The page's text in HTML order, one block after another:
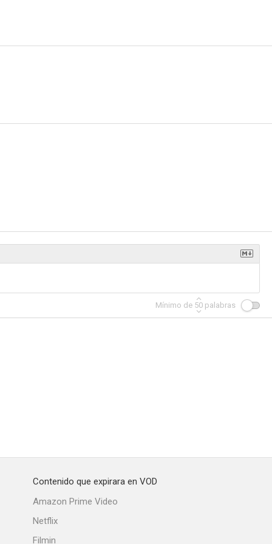
Mínimo de 50 palabras
Contenido que expirara en VOD
Amazon Prime Video
Netflix
Filmin